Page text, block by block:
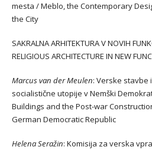
mesta / Meblo, the Contemporary
the City
SAKRALNA ARHITEKTURA V NOVIH
RELIGIOUS ARCHITECTURE IN NEW
Marcus van der Meulen: Verske stavbe
socialistične utopije v Nemški
Buildings and the Post-war
German Democratic Republic
Helena Seražin: Komisija za verska